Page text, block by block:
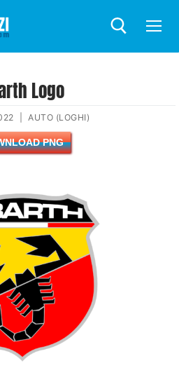
Logo
AUTO (LOGHI)
PNG